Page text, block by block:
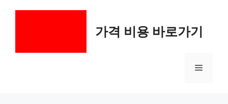
가격 비용 바로가기
메